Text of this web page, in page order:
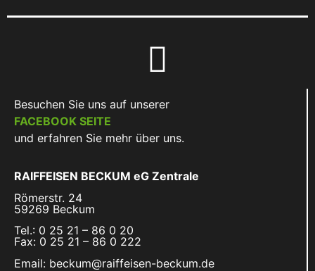
Besuchen Sie uns auf unserer
FACEBOOK SEITE
und erfahren Sie mehr über uns.
RAIFFEISEN BECKUM eG Zentrale
Römerstr. 24
59269 Beckum
Tel.: 0 25 21 – 86 0 20
Fax: 0 25 21 – 86 0 222
Email: beckum@raiffeisen-beckum.de